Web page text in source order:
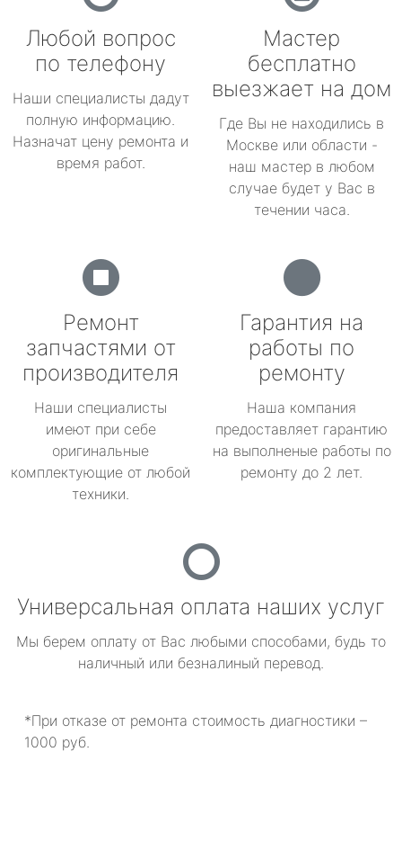
Любой вопрос
по телефону
Наши специалисты дадут
полную информацию.
Назначат цену ремонта и
время работ.
Мастер
бесплатно
выезжает на дом
Где Вы не находились в
Москве или области -
наш мастер в любом
случае будет у Вас в
течении часа.
Ремонт
запчастями от
производителя
Наши специалисты
имеют при себе
оригинальные
комплектующие от любой
техники.
Гарантия на
работы по
ремонту
Наша компания
предоставляет гарантию
на выполненые работы по
ремонту до 2 лет.
Универсальная оплата наших услуг
Мы берем оплату от Вас любыми способами, будь то
наличный или безналиный перевод.
*При отказе от ремонта стоимость диагностики –
1000 руб.